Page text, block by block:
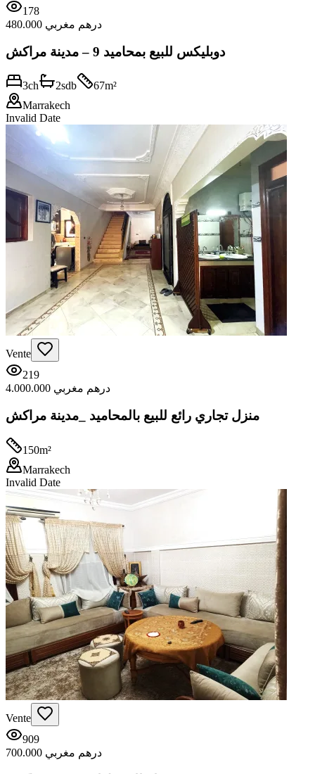
178
480.000 درهم مغربي
دوبليكس للبيع بمحاميد 9 – مدينة مراكش
3ch 2sdb 67m²
Marrakech
Invalid Date
Vente
219
4.000.000 درهم مغربي
منزل تجاري رائع للبيع بالمحاميد _مدينة مراكش
150m²
Marrakech
Invalid Date
Vente
909
700.000 درهم مغربي